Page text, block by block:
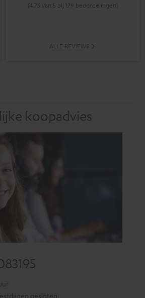
(4.75 van 5 bij 179 beoordelingen)
ALLE REVIEWS
koopadvies
gesloten